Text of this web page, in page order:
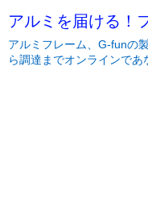
アルミを届ける！
アルミフレーム、G-funの
ら調達までオンラインであ